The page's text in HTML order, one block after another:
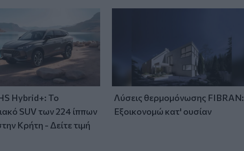
Hybrid+: Το
SUV των 224 ίππων
Κρήτη - Δείτε τιμή
Λύσεις θερμομόνωσης FIBRAN:
Εξοικονομώ κατ' ουσίαν